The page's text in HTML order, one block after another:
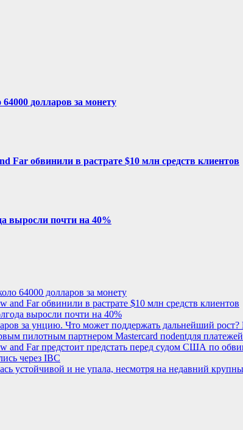
долларов за монету
Far обвинили в растрате $10 млн средств клиентов
выросли почти на 40%
64000 долларов за монету
and Far обвинили в растрате $10 млн средств клиентов
выросли почти на 40%
за унцию. Что может поддержать дальнейший
пилотным партнером Mastercard поdentдля
and Far предстоит предстать перед судом США по
через IBC
устойчивой и не упала, несмотря на недавний